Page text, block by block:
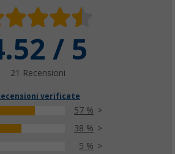
/ 5
21 Recensioni
verificate
57 %
38 %
5 %